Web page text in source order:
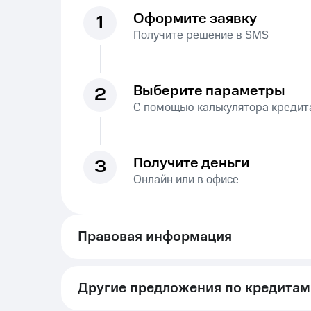
1
Оформите заявку
Получите решение в SMS
2
Выберите параметры
С помощью калькулятора
3
Получите деньги
Онлайн или в офисе
Правовая информация
указания причин отказа. На данной
«Курс на снижение» (далее — Услуги,
Другие предложения по кредитам